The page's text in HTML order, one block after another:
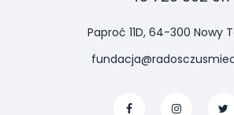
Paproć 11D, 64-300 Nowy